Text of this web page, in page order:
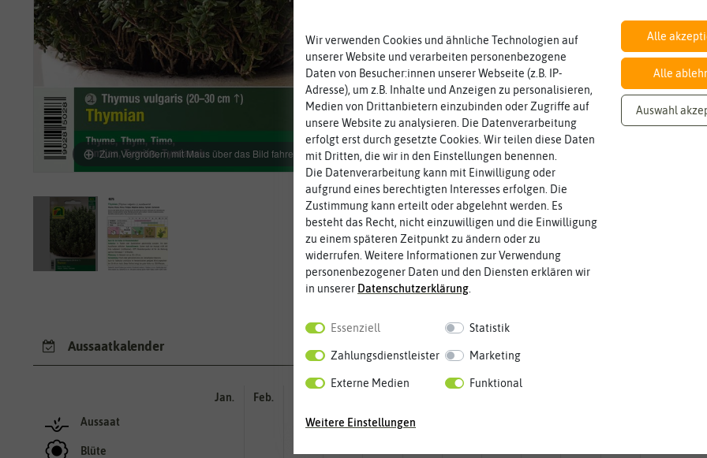
Zum Vergrößern mit Maus über das Bild fahren
Aussaatkalender
Aussaat
Blüte
Jan. Feb.
Wir verwenden Cookies und ähnliche Technologien auf
unserer Website und verarbeiten personenbezogene
Daten von Besucher:innen unserer Webseite (z.B. IP-
Adresse), um z.B. Inhalte und Anzeigen zu personalisieren,
Medien von Drittanbietern einzubinden oder Zugriffe auf
unsere Website zu analysieren. Die Datenverarbeitung
erfolgt erst durch gesetzte Cookies. Wir teilen diese Daten
mit Dritten, die wir in den Einstellungen benennen.
Die Datenverarbeitung kann mit Einwilligung oder
aufgrund eines berechtigten Interesses erfolgen. Die
Zustimmung kann erteilt oder abgelehnt werden. Es
besteht das Recht, nicht einzuwilligen und die Einwilligung
zu einem späteren Zeitpunkt zu ändern oder zu
widerrufen. Weitere Informationen zur Verwendung
personenbezogener Daten und den Diensten erklären wir
in unserer Daten­schutz­erklärung
Essenziell Statistik
Zahlungsdienstleister Marketing
Externe Medien Funktional
Weitere Einstellungen
Alle
Alle
Auswahl